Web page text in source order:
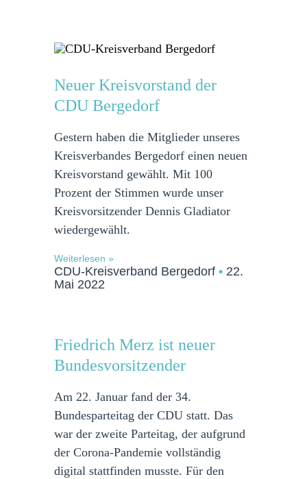
Neuer Kreisvorstand der
CDU Bergedorf
Gestern haben die Mitglieder unseres
Kreisverbandes Bergedorf einen neuen
Kreisvorstand gewählt. Mit 100
Prozent der Stimmen wurde unser
Kreisvorsitzender Dennis Gladiator
wiedergewählt.
Weiterlesen »
CDU-Kreisverband Bergedorf
22.
Mai 2022
Friedrich Merz ist neuer
Bundesvorsitzender
Am 22. Januar fand der 34.
Bundesparteitag der CDU statt. Das
war der zweite Parteitag, der aufgrund
der Corona-Pandemie vollständig
digital stattfinden musste. Für den